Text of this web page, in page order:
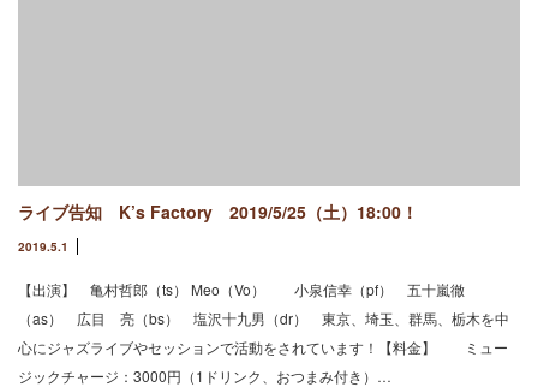
ライブ告知 K’s Factory 2019/5/25（土）18:00！
2019.5.1
【出演】 亀村哲郎（ts） Meo（Vo） 小泉信幸（pf） 五十嵐徹
（as） 広目 亮（bs） 塩沢十九男（dr） 東京、埼玉、群馬、栃木を中
心にジャズライブやセッションで活動をされています！【料金】 ミュー
ジックチャージ：3000円（1ドリンク、おつまみ付き）…